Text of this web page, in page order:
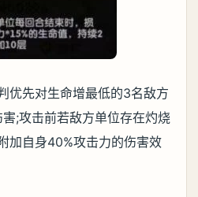
优先对生命增最低的3名敌方
;攻击前若敌方单位存在灼烧
加自身40%攻击力的伤害效